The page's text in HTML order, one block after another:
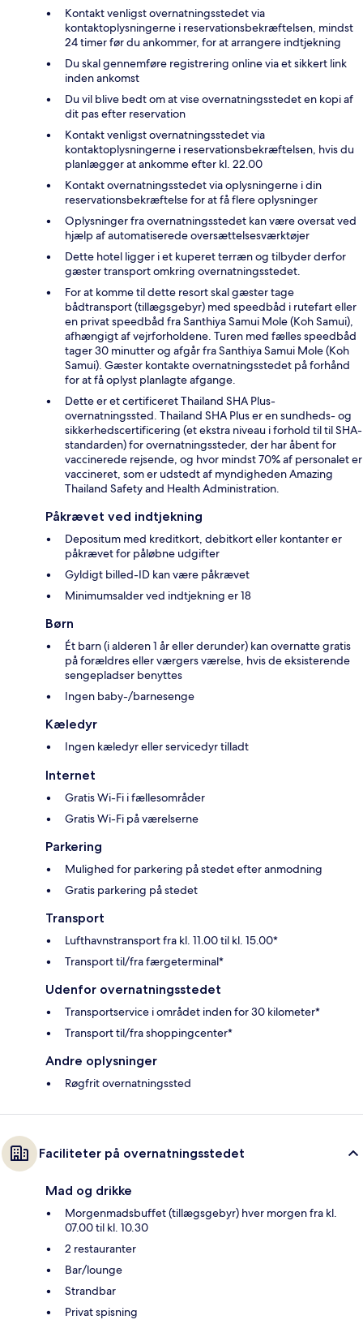
Kontakt venligst overnatningsstedet via
kontaktoplysningerne i reservationsbekræftelsen, mindst
24 timer før du ankommer, for at arrangere indtjekning
Du skal gennemføre registrering online via et sikkert link
inden ankomst
Du vil blive bedt om at vise overnatningsstedet en kopi af
dit pas efter reservation
Kontakt venligst overnatningsstedet via
kontaktoplysningerne i reservationsbekræftelsen, hvis du
planlægger at ankomme efter kl. 22.00
Kontakt overnatningsstedet via oplysningerne i din
reservationsbekræftelse for at få flere oplysninger
Oplysninger fra overnatningsstedet kan være oversat ved
hjælp af automatiserede oversættelsesværktøjer
Dette hotel ligger i et kuperet terræn og tilbyder derfor
gæster transport omkring overnatningsstedet.
For at komme til dette resort skal gæster tage
bådtransport (tillægsgebyr) med speedbåd i rutefart eller
en privat speedbåd fra Santhiya Samui Mole (Koh Samui),
afhængigt af vejrforholdene. Turen med fælles speedbåd
tager 30 minutter og afgår fra Santhiya Samui Mole (Koh
Samui). Gæster kontakte overnatningsstedet på forhånd
for at få oplyst planlagte afgange.
Dette er et certificeret Thailand SHA Plus-
overnatningssted. Thailand SHA Plus er en sundheds- og
sikkerhedscertificering (et ekstra niveau i forhold til til SHA-
standarden) for overnatningssteder, der har åbent for
vaccinerede rejsende, og hvor mindst 70% af personalet er
vaccineret, som er udstedt af myndigheden Amazing
Thailand Safety and Health Administration.
Påkrævet ved indtjekning
Depositum med kreditkort, debitkort eller kontanter er
påkrævet for påløbne udgifter
Gyldigt billed-ID kan være påkrævet
Minimumsalder ved indtjekning er 18
Børn
Ét barn (i alderen 1 år eller derunder) kan overnatte gratis
på forældres eller værgers værelse, hvis de eksisterende
sengepladser benyttes
Ingen baby-/barnesenge
Kæledyr
Ingen kæledyr eller servicedyr tilladt
Internet
Gratis Wi-Fi i fællesområder
Gratis Wi-Fi på værelserne
Parkering
Mulighed for parkering på stedet efter anmodning
Gratis parkering på stedet
Transport
Lufthavnstransport fra kl. 11.00 til kl. 15.00*
Transport til/fra færgeterminal*
Udenfor overnatningsstedet
Transportservice i området inden for 30 kilometer*
Transport til/fra shoppingcenter*
Andre oplysninger
Røgfrit overnatningssted
Faciliteter på overnatningsstedet
Mad og drikke
Morgenmadsbuffet (tillægsgebyr) hver morgen fra kl.
07.00 til kl. 10.30
2 restauranter
Bar/lounge
Strandbar
Privat spisning